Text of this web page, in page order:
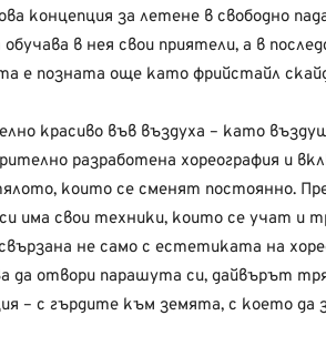
концепция за летене в свободно
в нея свои приятели, а в
е позната още като фрийстайл
красиво във въздуха – като
разработена хореография и
които се сменят постоянно.
има свои техники, които се учат и
не само с естетиката на
отвори парашута си, дайвърът
– с гърдите към земята, с което да